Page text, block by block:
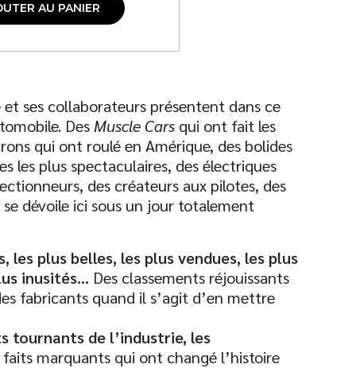
AU PANIER
ses collaborateurs présentent dans ce
Des Muscle Cars qui ont fait les
qui ont roulé en Amérique, des bolides
les plus spectaculaires, des électriques
des créateurs aux pilotes, des
dévoile ici sous un jour totalement
les plus belles, les plus vendues, les plus
inusités… Des classements réjouissants
fabricants quand il s’agit d’en mettre
tournants de l’industrie, les
marquants qui ont changé l’histoire